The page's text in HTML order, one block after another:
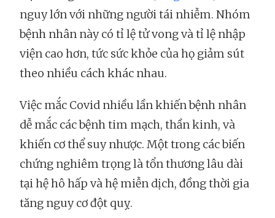
nguy lớn với những người tái nhiễm. Nhóm
bệnh nhân này có tỉ lệ tử vong và tỉ lệ nhập
viện cao hơn, tức sức khỏe của họ giảm sút
theo nhiều cách khác nhau.
Việc mắc Covid nhiều lần khiến bệnh nhân
dễ mắc các bệnh tim mạch, thần kinh, và
khiến cơ thể suy nhược. Một trong các biến
chứng nghiêm trọng là tổn thương lâu dài
tại hệ hô hấp và hệ miễn dịch, đồng thời gia
tăng nguy cơ đột quỵ.